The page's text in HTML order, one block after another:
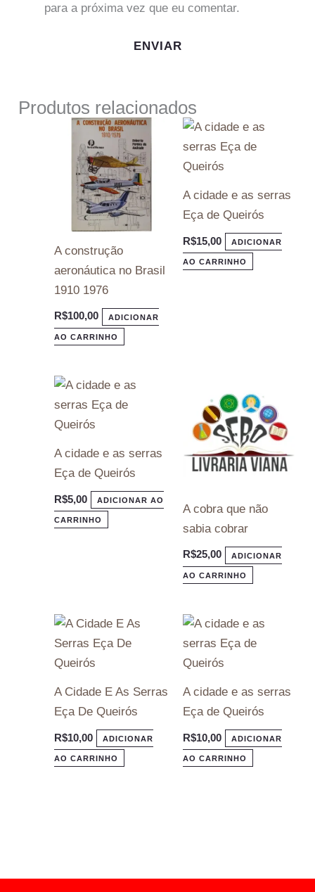
para a próxima vez que eu comentar.
Produtos relacionados
A construção
aeronáutica no Brasil
1910 1976
R$100,00 ADICIONAR
AO CARRINHO
A cidade e as serras
Eça de Queirós
R$15,00 ADICIONAR
AO CARRINHO
A cidade e as serras
Eça de Queirós
R$5,00 ADICIONAR AO
CARRINHO
A cobra que não
sabia cobrar
R$25,00 ADICIONAR
AO CARRINHO
A Cidade E As Serras
Eça De Queirós
R$10,00 ADICIONAR
AO CARRINHO
A cidade e as serras
Eça de Queirós
R$10,00 ADICIONAR
AO CARRINHO